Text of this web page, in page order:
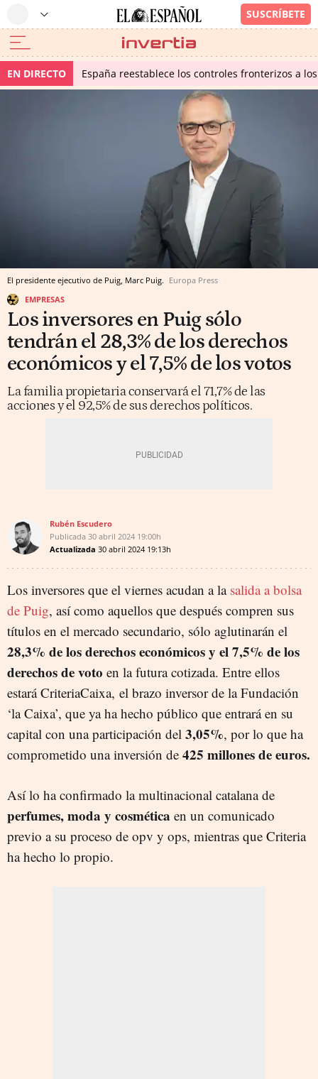
EN DIRECTO España reestablece los controles fronterizos a
El presidente ejecutivo de Puig, Marc Puig. Europa Press
EMPRESAS
Los inversores en Puig sólo
tendrán el 28,3% de los derechos
económicos y el 7,5% de los votos
La familia propietaria conservará el 71,7% de las
acciones y el 92,5% de sus derechos políticos.
Rubén Escudero
Publicada 30 abril 2024 19:00h
Actualizada 30 abril 2024 19:13h
Los inversores que el viernes acudan a la salida a bolsa
de Puig, así como aquellos que después compren sus
títulos en el mercado secundario, sólo aglutinarán el
28,3% de los derechos económicos y el 7,5% de los
derechos de voto en la futura cotizada. Entre ellos
estará CriteriaCaixa, el brazo inversor de la Fundación
‘la Caixa’, que ya ha hecho público que entrará en su
capital con una participación del 3,05%, por lo que ha
comprometido una inversión de 425 millones de euros.
Así lo ha confirmado la multinacional catalana de
perfumes, moda y cosmética en un comunicado
previo a su proceso de opv y ops, mientras que Criteria
ha hecho lo propio.